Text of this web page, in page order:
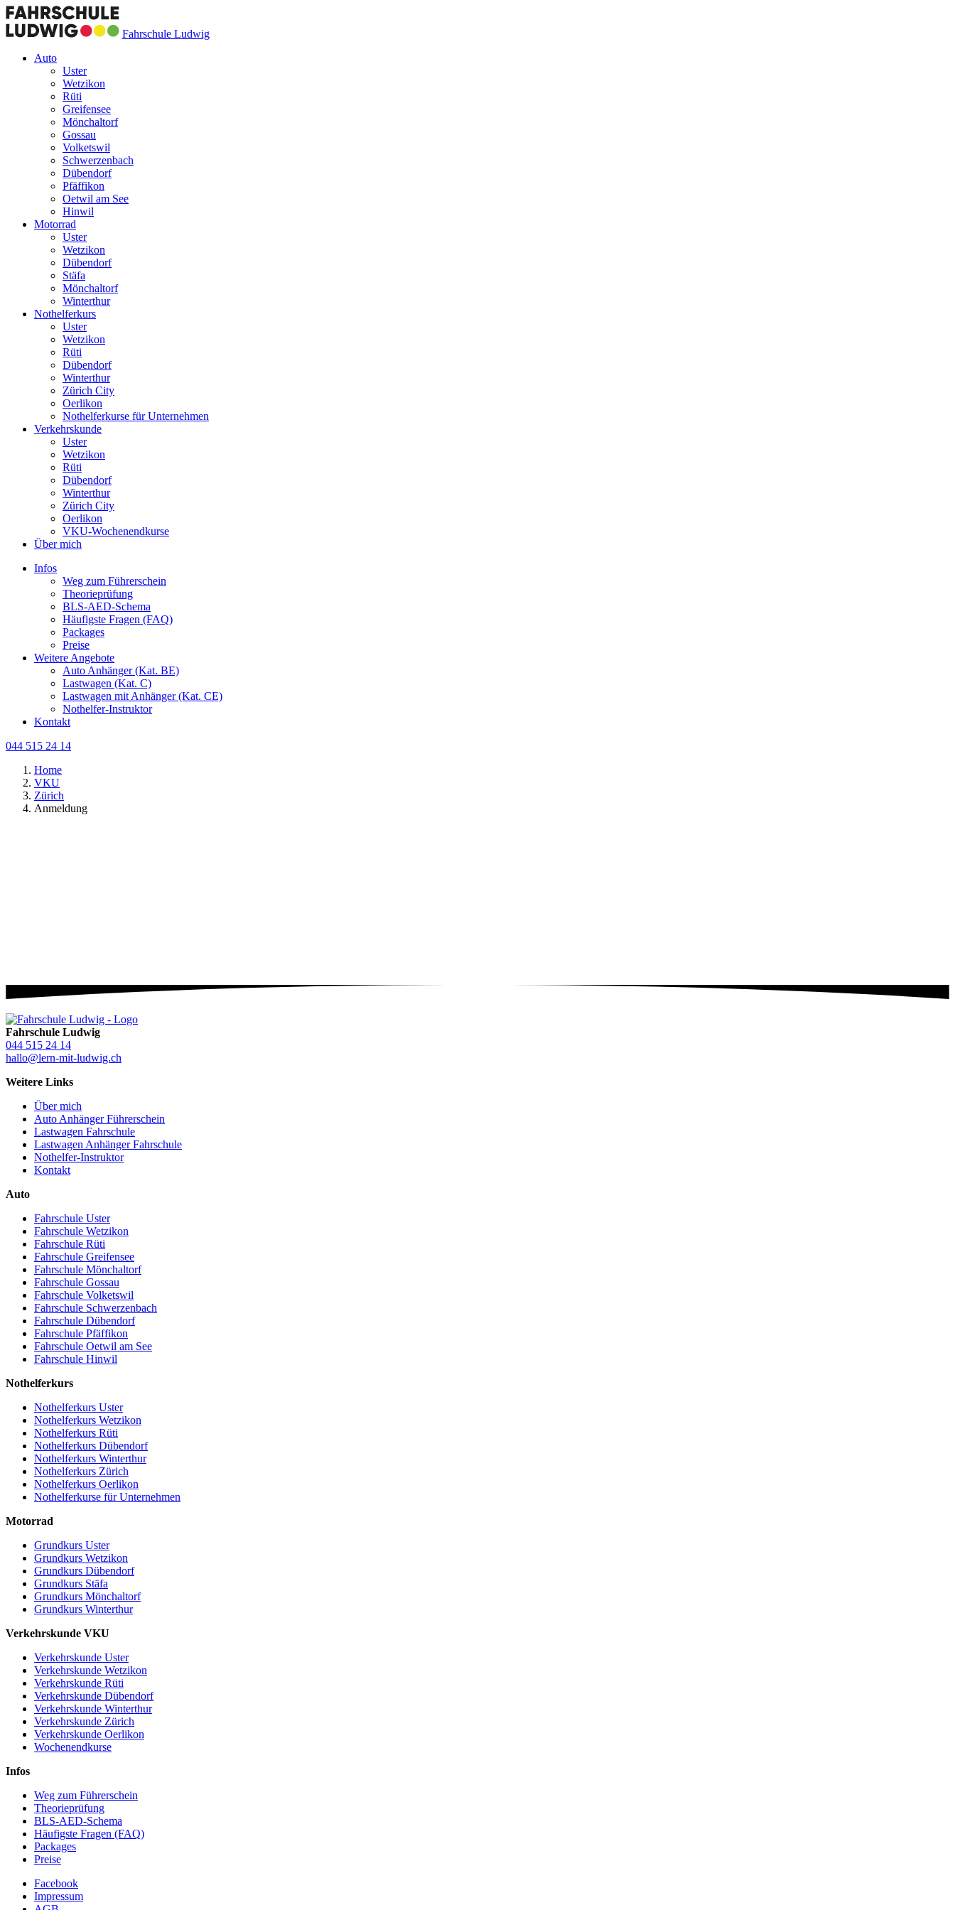
Fahrschule Ludwig
Auto
Uster
Wetzikon
Rüti
Greifensee
Mönchaltorf
Gossau
Volketswil
Schwerzenbach
Dübendorf
Pfäffikon
Oetwil am See
Hinwil
Motorrad
Uster
Wetzikon
Dübendorf
Stäfa
Mönchaltorf
Winterthur
Nothelferkurs
Uster
Wetzikon
Rüti
Dübendorf
Winterthur
Zürich City
Oerlikon
Nothelferkurse für Unternehmen
Verkehrskunde
Uster
Wetzikon
Rüti
Dübendorf
Winterthur
Zürich City
Oerlikon
VKU-Wochenendkurse
Über mich
Infos
Weg zum Führerschein
Theorieprüfung
BLS-AED-Schema
Häufigste Fragen (FAQ)
Packages
Preise
Weitere Angebote
Auto Anhänger (Kat. BE)
Lastwagen (Kat. C)
Lastwagen mit Anhänger (Kat. CE)
Nothelfer-Instruktor
Kontakt
044 515 24 14
Home
VKU
Zürich
Anmeldung
Fahrschule Ludwig
044 515 24 14
hallo@lern-mit-ludwig.ch
Weitere Links
Über mich
Auto Anhänger Führerschein
Lastwagen Fahrschule
Lastwagen Anhänger Fahrschule
Nothelfer-Instruktor
Kontakt
Auto
Fahrschule Uster
Fahrschule Wetzikon
Fahrschule Rüti
Fahrschule Greifensee
Fahrschule Mönchaltorf
Fahrschule Gossau
Fahrschule Volketswil
Fahrschule Schwerzenbach
Fahrschule Dübendorf
Fahrschule Pfäffikon
Fahrschule Oetwil am See
Fahrschule Hinwil
Nothelferkurs
Nothelferkurs Uster
Nothelferkurs Wetzikon
Nothelferkurs Rüti
Nothelferkurs Dübendorf
Nothelferkurs Winterthur
Nothelferkurs Zürich
Nothelferkurs Oerlikon
Nothelferkurse für Unternehmen
Motorrad
Grundkurs Uster
Grundkurs Wetzikon
Grundkurs Dübendorf
Grundkurs Stäfa
Grundkurs Mönchaltorf
Grundkurs Winterthur
Verkehrskunde VKU
Verkehrskunde Uster
Verkehrskunde Wetzikon
Verkehrskunde Rüti
Verkehrskunde Dübendorf
Verkehrskunde Winterthur
Verkehrskunde Zürich
Verkehrskunde Oerlikon
Wochenendkurse
Infos
Weg zum Führerschein
Theorieprüfung
BLS-AED-Schema
Häufigste Fragen (FAQ)
Packages
Preise
Facebook
Impressum